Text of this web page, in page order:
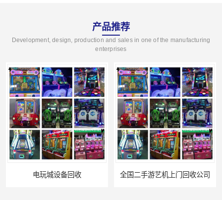
产品推荐
Development, design, production and sales in one of the manufacturing
enterprises
全国二手游艺机上门回收公司